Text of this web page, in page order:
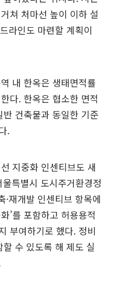
쳐 처마선 높이 이하 설
라인도 마련할 계획이
내 한옥은 생태면적률
다. 한옥은 협소한 면적
건축물과 동일한 기준
.
지중화 인센티브도 새
특별시 도시주거환경정
·재개발 인센티브 항목에
’를 포함하고 허용용적
부여하기로 했다. 정비
수 있도록 해 제도 실